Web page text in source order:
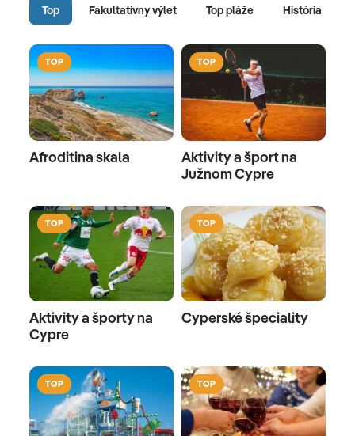
Top Fakultatívny výlet Top pláže História
TOP
Afroditina skala
TOP
Aktivity a šport na
Južnom Cypre
TOP
Aktivity a športy na
Cypre
TOP
Cyperské špeciality
TOP TOP